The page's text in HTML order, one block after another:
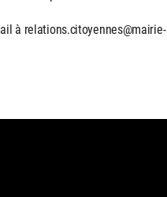
à relations.citoyennes@mairie-